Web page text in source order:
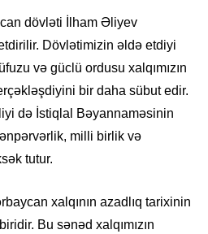
dövləti İlham Əliyev
Dövlətimizin əldə etdiyi
və güclü ordusu xalqımızın
bir daha sübut edir.
də İstiqlal Bəyannaməsinin
milli birlik və
tutur.
xalqının azadlıq tarixinin
Bu sənəd xalqımızın